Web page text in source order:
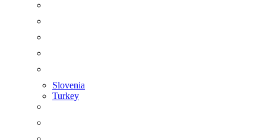
Slovenia
Turkey